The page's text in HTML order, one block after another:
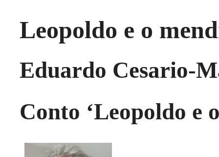
Leopoldo e o
Eduardo Cesario-
Conto ‘Leopoldo e